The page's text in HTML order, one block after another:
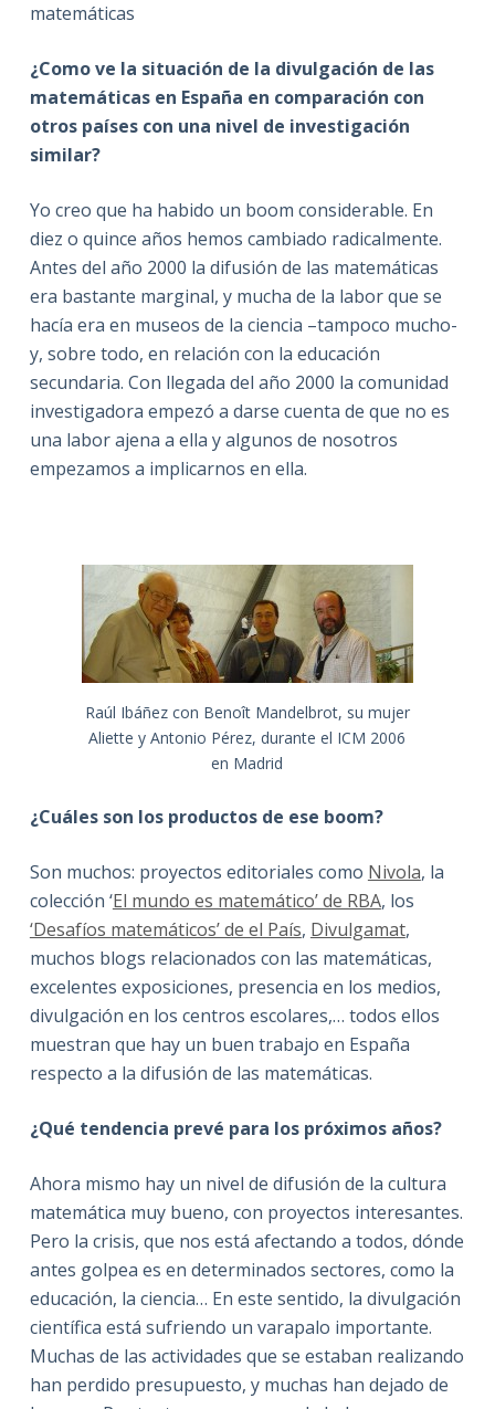
matemáticas
¿Como ve la situación de la divulgación de las
matemáticas en España en comparación con
otros países con una nivel de investigación
similar?
Yo creo que ha habido un boom considerable. En
diez o quince años hemos cambiado radicalmente.
Antes del año 2000 la difusión de las matemáticas
era bastante marginal, y mucha de la labor que se
hacía era en museos de la ciencia –tampoco mucho-
y, sobre todo, en relación con la educación
secundaria. Con llegada del año 2000 la comunidad
investigadora empezó a darse cuenta de que no es
una labor ajena a ella y algunos de nosotros
empezamos a implicarnos en ella.
Raúl Ibáñez con Benoît Mandelbrot, su mujer
Aliette y Antonio Pérez, durante el ICM 2006
en Madrid
¿Cuáles son los productos de ese boom?
Son muchos: proyectos editoriales como Nivola, la
colección ‘El mundo es matemático’ de RBA, los
‘Desafíos matemáticos’ de el País, Divulgamat,
muchos blogs relacionados con las matemáticas,
excelentes exposiciones, presencia en los medios,
divulgación en los centros escolares,… todos ellos
muestran que hay un buen trabajo en España
respecto a la difusión de las matemáticas.
¿Qué tendencia prevé para los próximos años?
Ahora mismo hay un nivel de difusión de la cultura
matemática muy bueno, con proyectos interesantes.
Pero la crisis, que nos está afectando a todos, dónde
antes golpea es en determinados sectores, como la
educación, la ciencia… En este sentido, la divulgación
científica está sufriendo un varapalo importante.
Muchas de las actividades que se estaban realizando
han perdido presupuesto, y muchas han dejado de